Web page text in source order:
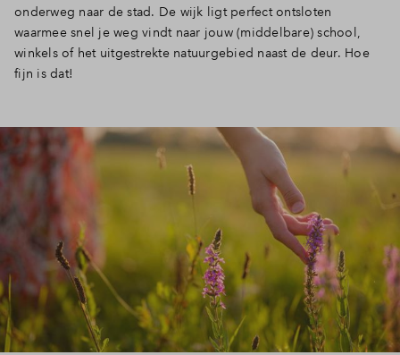
onderweg naar de stad. De wijk ligt perfect ontsloten
waarmee snel je weg vindt naar jouw (middelbare) school,
winkels of het uitgestrekte natuurgebied naast de deur. Hoe
fijn is dat!